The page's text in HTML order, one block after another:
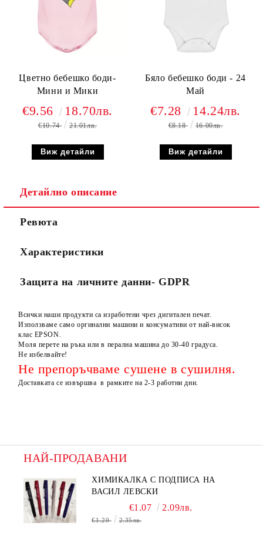
Цветно бебешко боди-
Мини и Мики
€9.56 18.70лв.
€10.74 21.01лв.
Виж детайли
Бяло бебешко боди - 24
Май
€7.28 14.24лв.
€8.18 16.00лв.
Виж детайли
Детайлно описание
Ревюта
Характеристики
Защита на личните данни- GDPR
Всички наши продукти са изработени чрез дигитален печат.
Използваме само оргинални машини и консумативи от най-висок
клас EPSON.
Моля перете на ръка или в перална машина до 30-40 градуса.
Не избелвайте!
Не препоръчваме сушене в сушилня.
Доставката се извършва в рамките на 2-3 работни дни.
НАЙ-ПРОДАВАНИ
ХИМИКАЛКА С ПОДПИСА НА
ВАСИЛ ЛЕВСКИ
€1.07 2.09лв.
€1.20 2.35лв.